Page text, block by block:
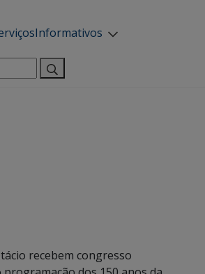
Informativos
recebem congresso